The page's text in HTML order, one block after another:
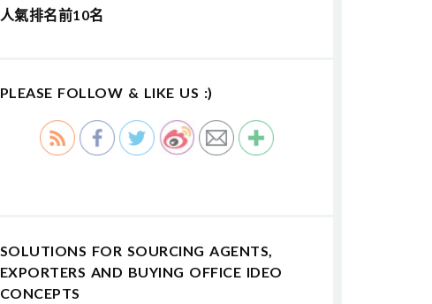
人氣排名前10名
PLEASE FOLLOW & LIKE US :)
SOLUTIONS FOR SOURCING AGENTS,
EXPORTERS AND BUYING OFFICE IDEO
CONCEPTS